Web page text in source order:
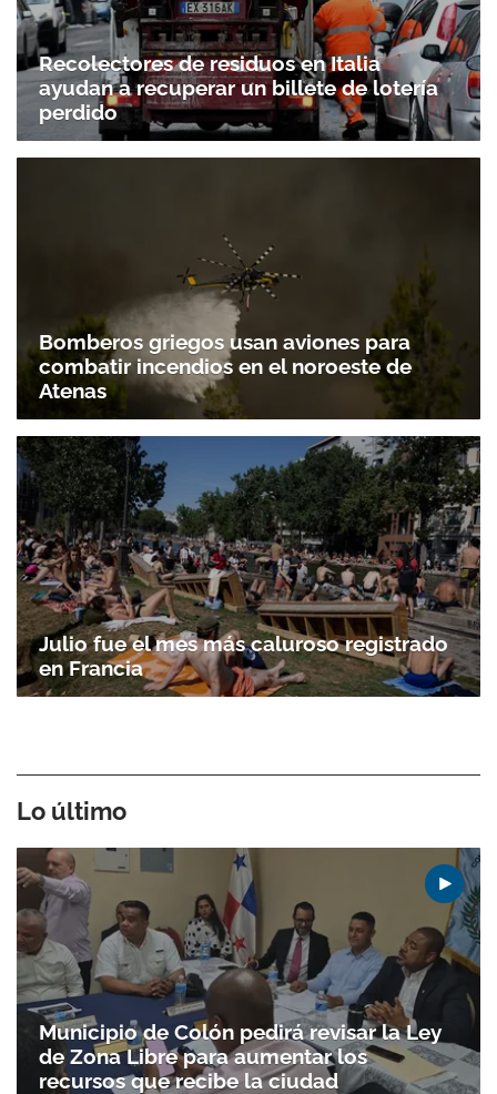
Recolectores de residuos en Italia
ayudan a recuperar un billete de lotería
perdido
Bomberos griegos usan aviones para
combatir incendios en el noroeste de
Atenas
Julio fue el mes más caluroso registrado
en Francia
Lo último
Municipio de Colón pedirá revisar la Ley
de Zona Libre para aumentar los
recursos que recibe la ciudad